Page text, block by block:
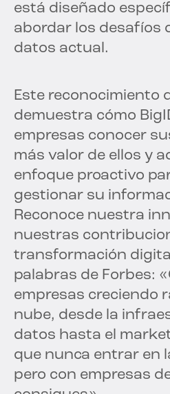
está diseñado
abordar los desafíos
datos actual.
Este reconocimiento
demuestra cómo
empresas conocer
más valor de ellos y
enfoque proactivo
gestionar su
Reconoce nuestra
nuestras
transformación
palabras de Forbes:
empresas creciendo
nube, desde la
datos hasta el
que nunca entrar en
pero con empresas